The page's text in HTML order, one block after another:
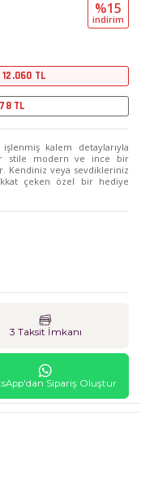
%15
i̇ndi̇ri̇m
12.060 TL
TL
kalem detaylarıyla
stile modern ve ince bir
Kendiniz veya sevdikleriniz
çeken özel bir hediye
3 Taksit İmkanı
Sipariş Oluştur